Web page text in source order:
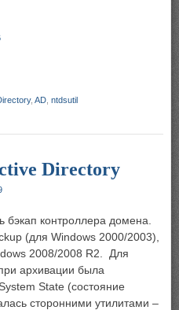
, AD ntdsutil
Directory
бэкап контроллера домена.
(для Windows 2000/2003),
2008/2008 R2. Для
архивации была
State (состояние
сторонними утилитами –